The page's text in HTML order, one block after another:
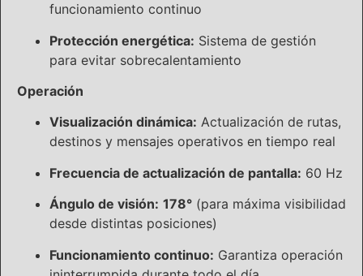
funcionamiento continuo
Protección energética: Sistema de gestión
para evitar sobrecalentamiento
Operación
Visualización dinámica: Actualización de rutas,
destinos y mensajes operativos en tiempo real
Frecuencia de actualización de pantalla: 60 Hz
Ángulo de visión: 178° (para máxima visibilidad
desde distintas posiciones)
Funcionamiento continuo: Garantiza operación